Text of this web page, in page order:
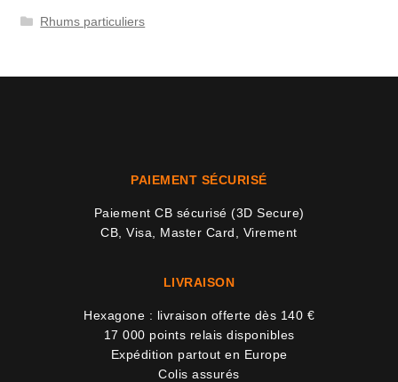
Rhums particuliers
PAIEMENT SÉCURISÉ
Paiement CB sécurisé (3D Secure)
CB, Visa, Master Card, Virement
LIVRAISON
Hexagone : livraison offerte dès 140 €
17 000 points relais disponibles
Expédition partout en Europe
Colis assurés